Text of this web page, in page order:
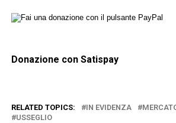
Donazione con Satispay
RELATED TOPICS: IN EVIDENZA
USSEGLIO